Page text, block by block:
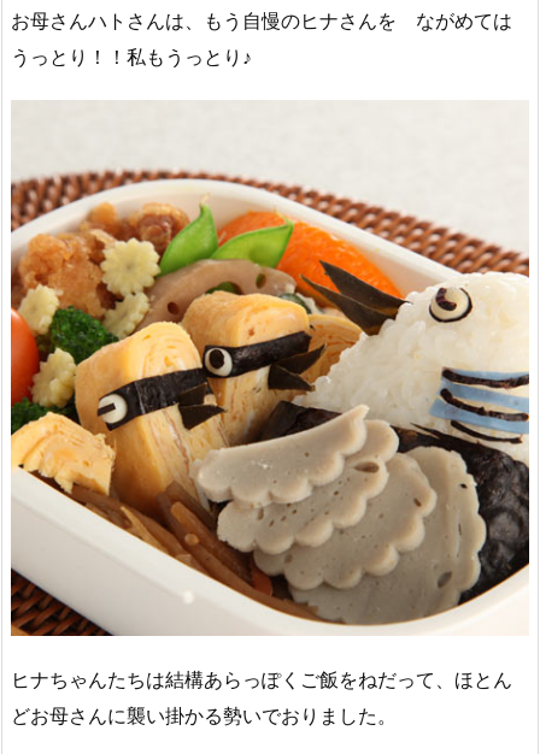
お母さんハトさんは、もう自慢のヒナさんを ながめては
うっとり！！私もうっとり♪
ヒナちゃんたちは結構あらっぽくご飯をねだって、ほとん
どお母さんに襲い掛かる勢いでおりました。